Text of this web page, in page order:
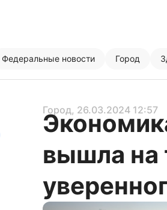
Федеральные новости Город
Город, 26.03.2024 12:57
вышла на